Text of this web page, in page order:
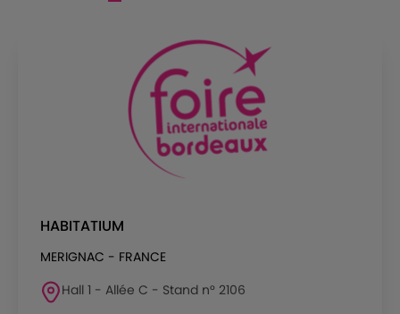
HABITATIUM
MERIGNAC - FRANCE
Hall 1 - Allée C - Stand n° 2106